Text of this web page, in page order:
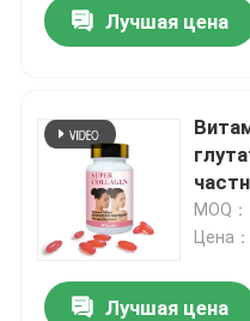
Лучшая цена
MOQ
Цена
Лучшая цена